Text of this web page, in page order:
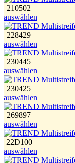
210502
auswählen
228429
auswählen
230445
auswählen
230425
auswählen
269897
auswählen
22D100
auswählen